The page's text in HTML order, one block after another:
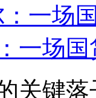
一场
关键落